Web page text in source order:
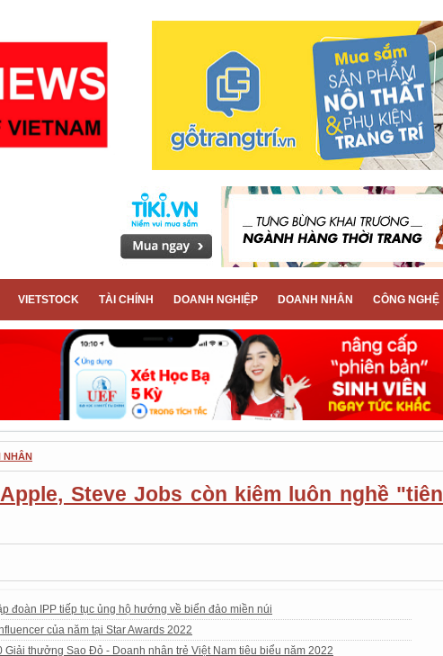
VIETSTOCK TÀI CHÍNH DOANH NGHIỆP DOANH NHÂN CÔNG NGHỆ
NHÂN
Steve Jobs còn kiêm luôn nghề "tiên
đoàn IPP tiếp tục ủng hộ hướng về biển đảo miền núi
của năm tại Star Awards 2022
Giải thưởng Sao Đỏ - Doanh nhân trẻ Việt Nam tiêu biểu năm 2022